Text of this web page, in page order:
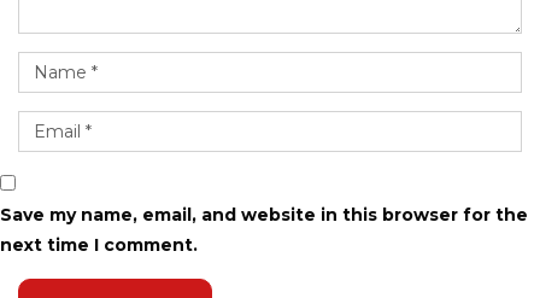
Save my name, email, and website in this browser for the
next time I comment.